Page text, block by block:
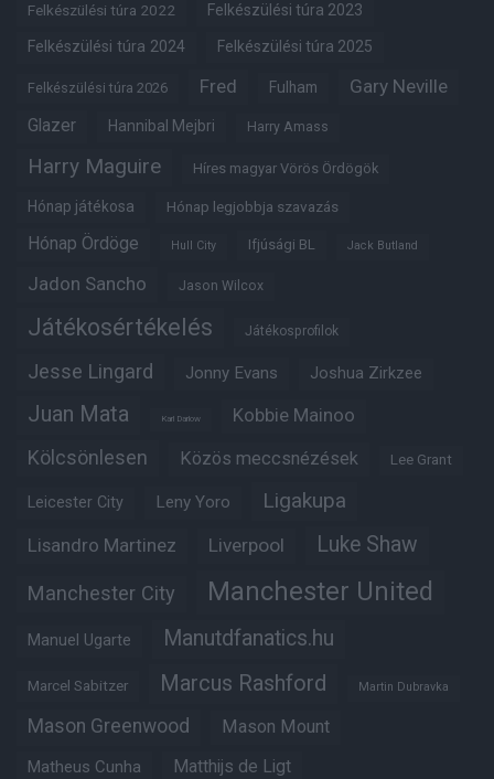
Felkészülési túra 2022 Felkészülési túra 2023
Felkészülési túra 2024 Felkészülési túra 2025
Felkészülési túra 2026 Fred Fulham Gary Neville
Glazer Hannibal Mejbri Harry Amass
Harry Maguire Híres magyar Vörös Ördögök
Hónap játékosa Hónap legjobbja szavazás
Hónap Ördöge Hull City Ifjúsági BL Jack Butland
Jadon Sancho Jason Wilcox
Játékosértékelés Játékosprofilok
Jesse Lingard Jonny Evans Joshua Zirkzee
Juan Mata Karl Darlow Kobbie Mainoo
Kölcsönlesen Közös meccsnézések Lee Grant
Leicester City Leny Yoro Ligakupa
Lisandro Martinez Liverpool Luke Shaw
Manchester City Manchester United
Manuel Ugarte Manutdfanatics.hu
Marcel Sabitzer Marcus Rashford Martin Dubravka
Mason Greenwood Mason Mount
Matheus Cunha Matthijs de Ligt